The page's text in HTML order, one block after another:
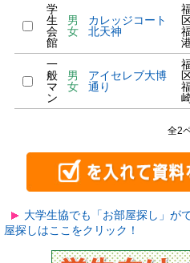
学
生
会
館
男
女
カレッジコート
北天神
一
般
マ
ン
男
女
アイセレブ大博
通り
全2
大学生協でも「お部屋探し」が
屋探しはここをクリック！